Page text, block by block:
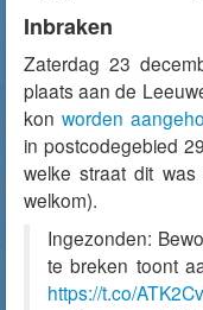
Inbraken
Zaterdag 23
plaats aan de
kon worden
in postcodegebied
welke straat dit
welkom).
Ingezonden:
te breken toont
https://t.co/